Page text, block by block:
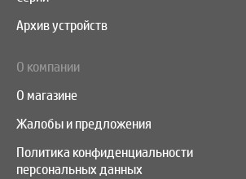
Архив устройств
О компании
О магазине
Жалобы и предложения
Политика конфиденциальности
персональных данных